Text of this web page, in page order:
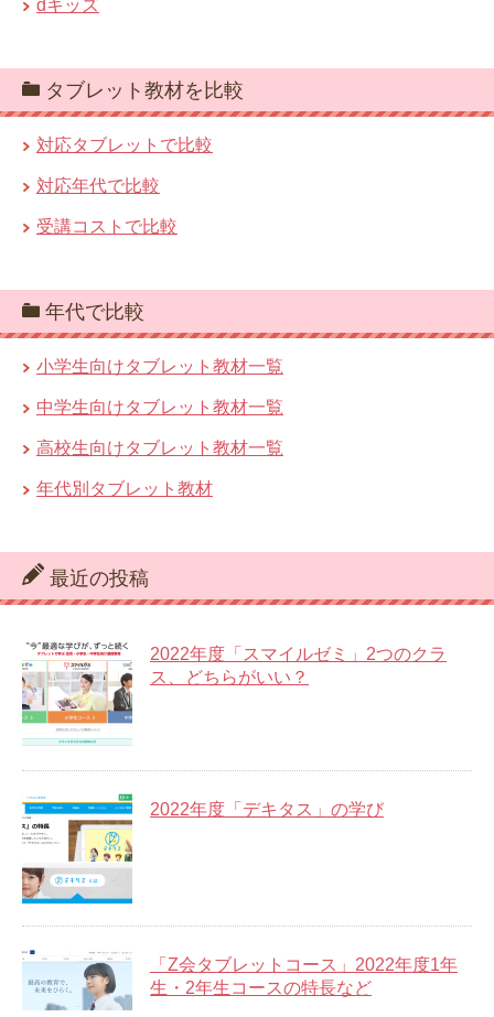
dキッズ
タブレット教材を比較
対応タブレットで比較
対応年代で比較
受講コストで比較
年代で比較
小学生向けタブレット教材一覧
中学生向けタブレット教材一覧
高校生向けタブレット教材一覧
年代別タブレット教材
最近の投稿
2022年度「スマイルゼミ」2つのクラ
ス、どちらがいい？
2022年度「デキタス」の学び
「Z会タブレットコース」2022年度1年
生・2年生コースの特長など